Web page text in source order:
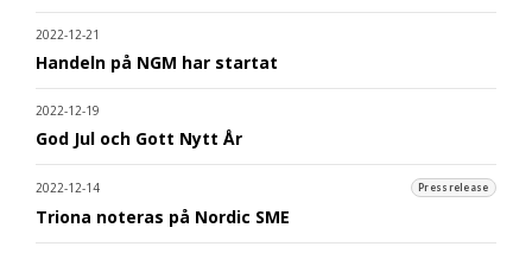
2022-12-21
Handeln på NGM har startat
2022-12-19
God Jul och Gott Nytt År
2022-12-14 Pressrelease
Triona noteras på Nordic SME